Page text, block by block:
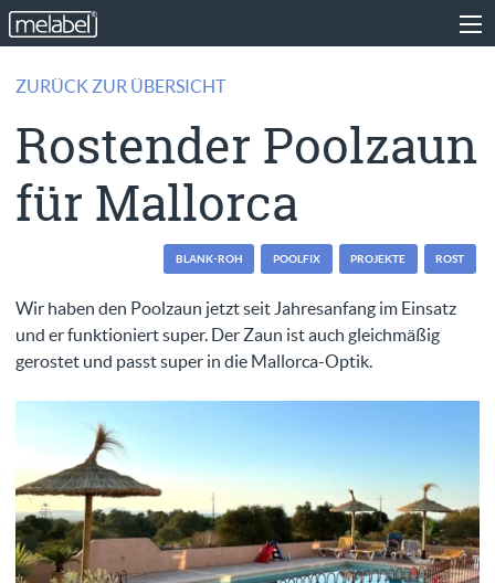
ZURÜCK ZUR ÜBERSICHT
Rostender Poolzaun
für Mallorca
BLANK-ROH POOLFIX PROJEKTE ROST
Wir haben den Poolzaun jetzt seit Jahresanfang im Einsatz
und er funktioniert super. Der Zaun ist auch gleichmäßig
gerostet und passt super in die Mallorca-Optik.